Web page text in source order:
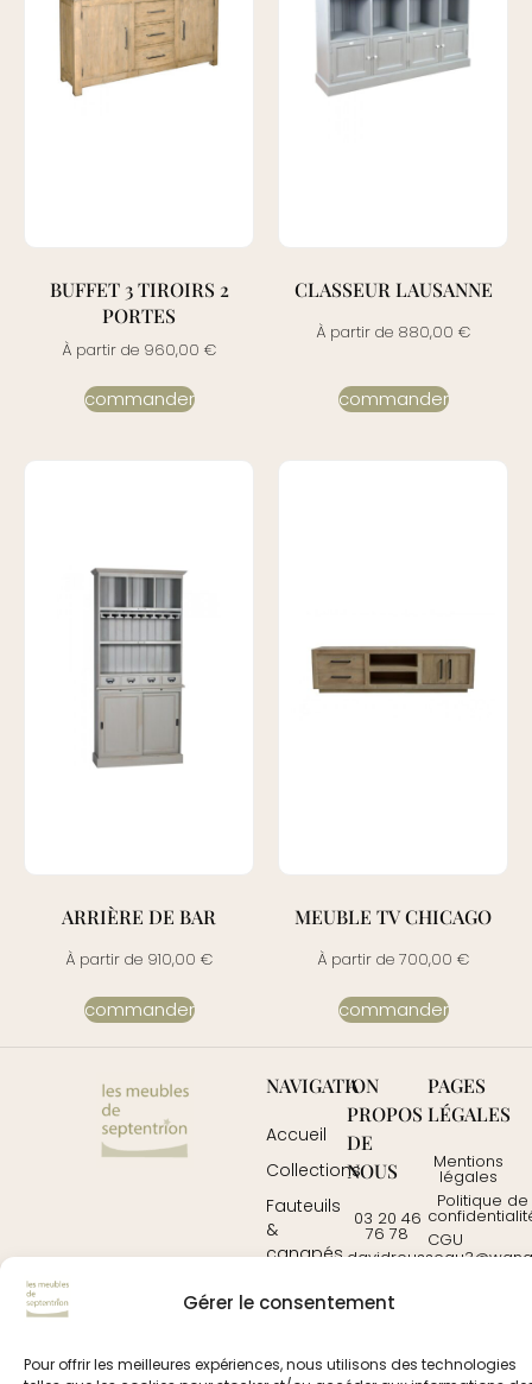
Gérer le consentement
Pour offrir les meilleures expériences, nous utilisons des technologies
BUFFET 3 TIROIRS 2
PORTES
À partir de 960,00 €
commander
CLASSEUR LAUSANNE
À partir de 880,00 €
commander
ARRIÈRE DE BAR
À partir de 910,00 €
commander
MEUBLE TV CHICAGO
À partir de 700,00 €
commander
NAVIGATION
Accueil
Collections
Fauteuils
&
canapés
A
PROPOS
DE
NOUS
03 20 46
76 78
nous
PAGES
LÉGALES
Mentions
légales
Politique de
CGU